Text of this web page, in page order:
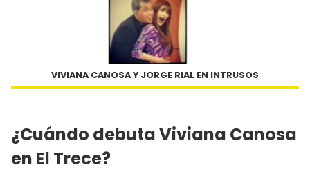
VIVIANA CANOSA Y JORGE RIAL EN INTRUSOS
¿Cuándo debuta Viviana Canosa
en El Trece?